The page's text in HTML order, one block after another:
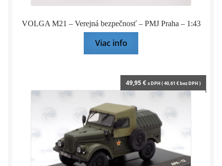
VOLGA M21 – Verejná bezpečnosť – PMJ Praha – 1:43
Viac info
49,95€ s DPH (40,61 €bez DPH )